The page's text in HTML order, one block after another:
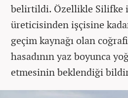
belirtildi. Özellikle Silifke
üreticisinden işçisine
geçim kaynağı olan
hasadının yaz boyunca
etmesinin beklendiği